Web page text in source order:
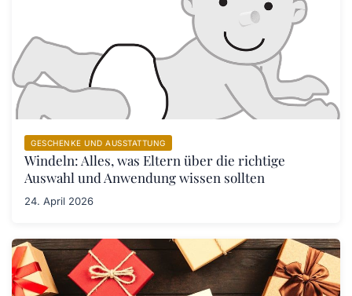
GESCHENKE UND AUSSTATTUNG
Windeln: Alles, was Eltern über die richtige
Auswahl und Anwendung wissen sollten
24. April 2026